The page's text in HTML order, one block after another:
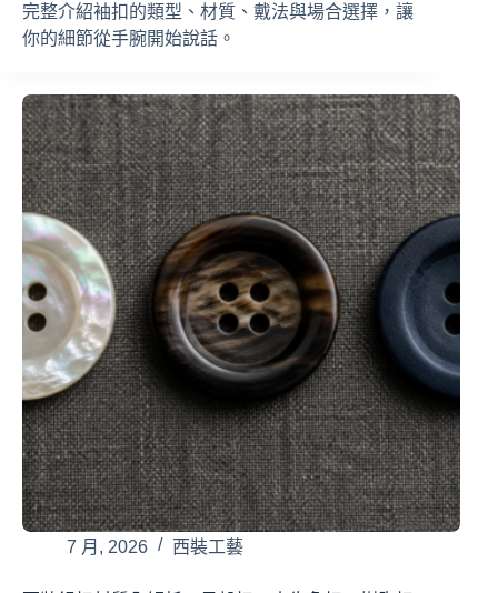
完整介紹袖扣的類型、材質、戴法與場合選擇，讓
你的細節從手腕開始說話。
7 月, 2026 西裝工藝